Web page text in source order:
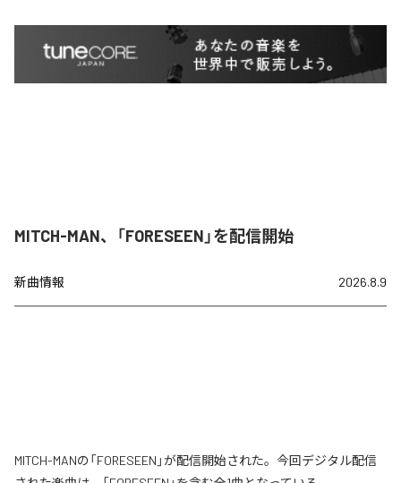
MITCH-MAN、「FORESEEN」を配信開始
新曲情報 2026.8.9
MITCH-MANの「FORESEEN」が配信開始された。今回デジタル配信